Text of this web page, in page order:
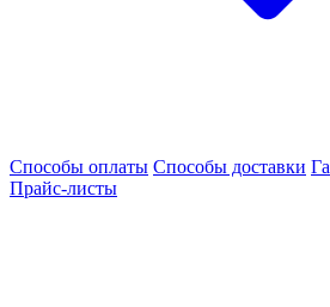
Способы оплаты Способы доставки
Прайс-листы